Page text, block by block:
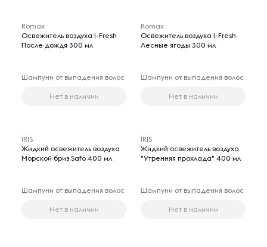
Romax
Освежитель воздуха I-Fresh
После дождя 300 мл
Шампуни от выпадения волос
Нет в наличии
Romax
Освежитель воздуха I-Fresh
Лесные ягоды 300 мл
Шампуни от выпадения волос
Нет в наличии
IRIS
Жидкий освежитель воздуха
Морской бриз Safo 400 мл
Шампуни от выпадения волос
Нет в наличии
IRIS
Жидкий освежитель воздуха
"Утренняя прохлада" 400 мл
Шампуни от выпадения волос
Нет в наличии